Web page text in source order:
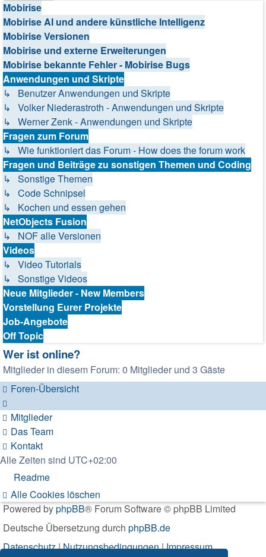
Mobirise
Mobirise AI und andere künstliche Intelligenz
Mobirise Versionen
Mobirise und externe Erweiterungen
Mobirise bekannte Fehler - Mobirise Bugs
Anwendungen und Skripte
↳ Benutzer Anwendungen und Skripte
↳ Volker Niederastroth - Anwendungen und Skripte
↳ Werner Zenk - Anwendungen und Skripte
Fragen zum Forum
↳ Wie funktioniert das Forum - How does the forum work
Fragen und Beiträge zu sonstigen Themen und Coding
↳ Sonstige Themen
↳ Code Schnipsel
↳ Kochen und essen gehen
NetObjects Fusion
↳ NOF alle Versionen
Videos
↳ Video Tutorials
↳ Sonstige Videos
Neue Mitglieder - New Members
Vorstellung Eurer Projekte
Job-Angebote
Off Topic
Wer ist online?
Mitglieder in diesem Forum: 0 Mitglieder und 3 Gäste
Foren-Übersicht
Mitglieder
Das Team
Kontakt
Alle Zeiten sind UTC+02:00
Readme
Alle Cookies löschen
Powered byphpBB® Forum Software © phpBB Limited
Deutsche Übersetzung durch phpBB.de
Datenschutz|Nutzungsbedingungen|Impressum